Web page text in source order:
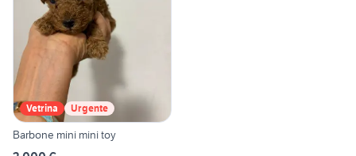
Vetrina Urgente
Barbone mini mini toy